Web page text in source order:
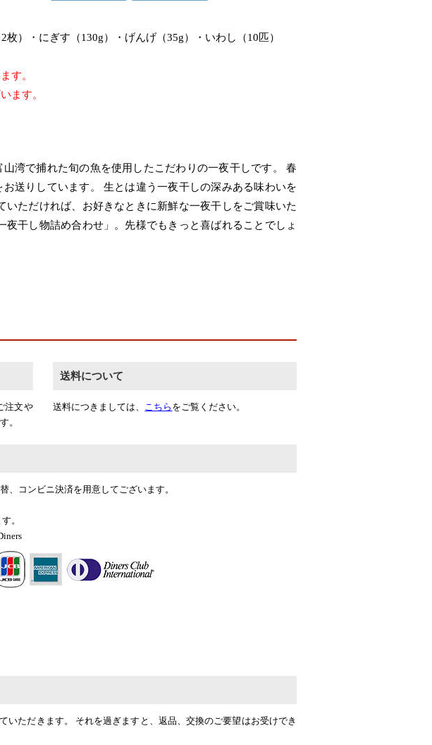
）・にぎす（130g）・げんげ（35g）・いわし（10匹）
す。
ます。
湾で捕れた旬の魚を使用したこだわりの一夜干しです。 春
送りしています。 生とは違う一夜干しの深みある味わいを
ただければ、お好きなときに新鮮な一夜干しをご賞味いた
干し物詰め合わせ」。先様でもきっと喜ばれることでしょ
注文や
。
送料について
送料につきましては、 こちら をご覧ください。
、コンビニ決済を用意してございます。
。
ただきます。 それを過ぎますと、返品、交換のご要望はお受けでき